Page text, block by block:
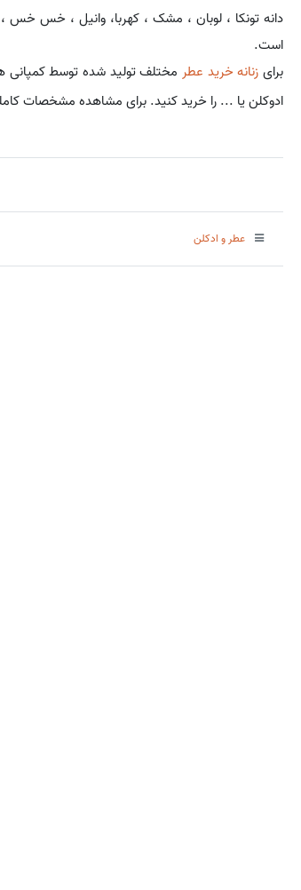
دانه تونکا ، لوبان ، مشک ، کهربا، وانیل ، خس
است.
برای زنانه خرید عطر مختلف تولید شده توسط
ادوکلن یا ... را خرید کنید. برای مشاهده مشخصات
عطر و ادکلن